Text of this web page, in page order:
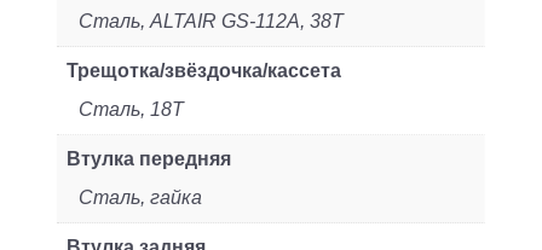
Сталь, ALTAIR GS-112A, 38T
Трещотка/звёздочка/кассета
Сталь, 18T
Втулка передняя
Сталь, гайка